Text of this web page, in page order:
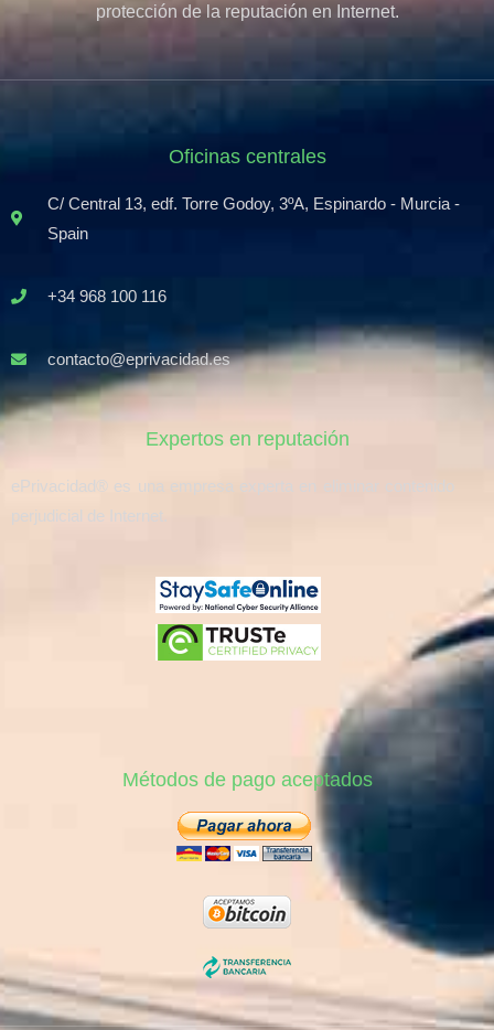
protección de la reputación en Internet.
Oficinas centrales
C/ Central 13, edf. Torre Godoy, 3ºA, Espinardo - Murcia -
Spain
+34 968 100 116
contacto@eprivacidad.es
Expertos en reputación
ePrivacidad® es una empresa experta en eliminar contenido
perjudicial de Internet.
Métodos de pago aceptados